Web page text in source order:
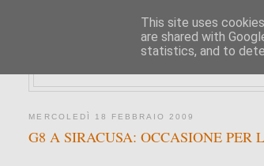
MERCOLEDÌ 18 FEBBRAIO 2009
G8 A SIRACUSA: OCCASIONE PER
This site uses
are shared with
statistics, and to